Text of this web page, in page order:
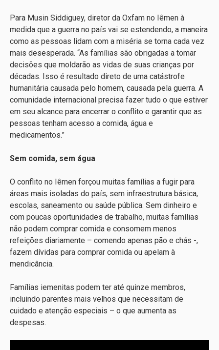
Para Musin Siddiguey, diretor da Oxfam no Iêmen à
medida que a guerra no país vai se estendendo, a maneira
como as pessoas lidam com a miséria se torna cada vez
mais desesperada. “As famílias são obrigadas a tomar
decisões que moldarão as vidas de suas crianças por
décadas. Isso é resultado direto de uma catástrofe
humanitária causada pelo homem, causada pela guerra. A
comunidade internacional precisa fazer tudo o que estiver
em seu alcance para encerrar o conflito e garantir que as
pessoas tenham acesso a comida, água e
medicamentos.”
Sem comida, sem água
O conflito no Iêmen forçou muitas famílias a fugir para
áreas mais isoladas do país, sem infraestrutura básica,
escolas, saneamento ou saúde pública. Sem dinheiro e
com poucas oportunidades de trabalho, muitas famílias
não podem comprar comida e consomem menos
refeições diariamente – comendo apenas pão e chás -,
fazem dívidas para comprar comida ou apelam à
mendicância.
Famílias iemenitas podem ter até quinze membros,
incluindo parentes mais velhos que necessitam de
cuidado e atenção especiais – o que aumenta as
despesas.